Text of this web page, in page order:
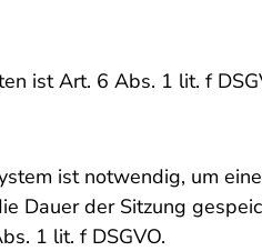
ist Art. 6 Abs. 1 lit. f
ist notwendig, um
Dauer der Sitzung
1 lit. f DSGVO.